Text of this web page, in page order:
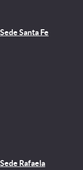
Sede Santa Fe
Sede Rafaela